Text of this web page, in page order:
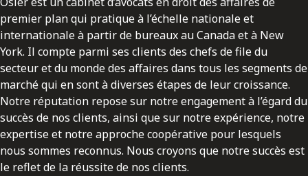
premier plan qui pratique à l’échelle nationale et
internationale à partir de bureaux au Canada et à New
York. Il compte parmi ses clients des chefs de file du
secteur et du monde des affaires dans tous les segments de
marché qui en sont à diverses étapes de leur croissance.
Notre réputation repose sur notre engagement à l’égard du
succès de nos clients, ainsi que sur notre expérience, notre
expertise et notre approche coopérative pour lesquels
nous sommes reconnus. Nous croyons que notre succès est
le reflet de la réussite de nos clients.